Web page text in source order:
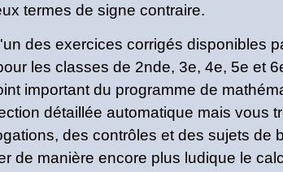
termes de signe contraire.
des exercices corrigés disponibles
les classes de 2nde, 3e, 4e, 5e et
important du programme de
détaillée automatique mais vous
des contrôles et des sujets de
de manière encore plus ludique le